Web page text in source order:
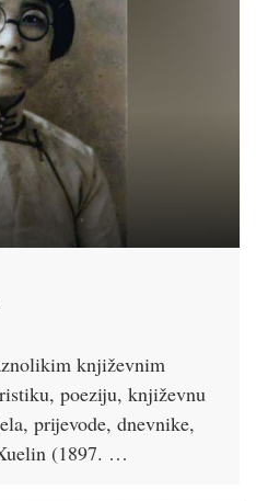
književnim
poeziju, književnu
prijevode, dnevnike,
(1897. …